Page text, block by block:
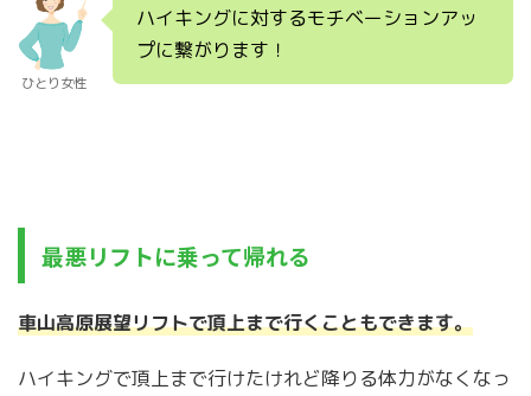
ひとり女性
ハイキングに対するモチベーションアッ
プに繋がります！
最悪リフトに乗って帰れる
車山高原展望リフトで頂上まで行くこともできます。
ハイキングで頂上まで行けたけれど降りる体力がなくなっ